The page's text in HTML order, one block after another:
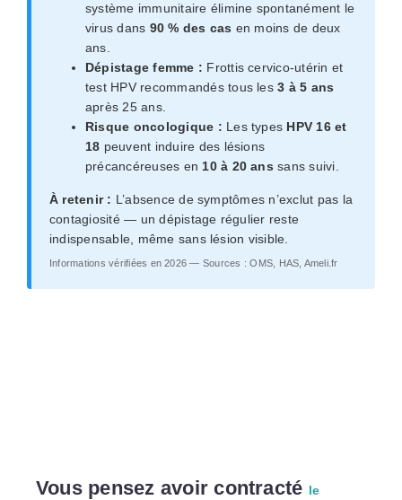
système immunitaire élimine spontanément le
virus dans 90 % des cas en moins de deux
ans.
Dépistage femme : Frottis cervico-utérin et
test HPV recommandés tous les3 à 5 ans
après 25 ans.
Risque oncologique : Les types HPV 16 et
18 peuvent induire des lésions
précancéreuses en 10 à 20 ans sans suivi.
À retenir : L’absence de symptômes n’exclut pas la
contagiosité — un dépistage régulier reste
indispensable, même sans lésion visible.
Informations vérifiées en 2026 — Sources : OMS, HAS, Ameli.fr
Vous pensez avoir contracté le